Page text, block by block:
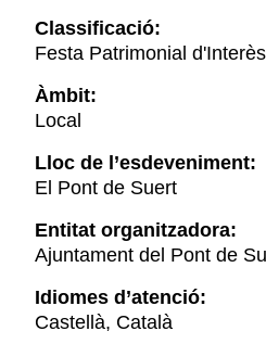
Classificació:
Festa Patrimonial
Àmbit:
Local
Lloc de l’esdeveniment:
El Pont de Suert
Entitat organitzadora:
Ajuntament del Pont de
Idiomes d’atenció:
Castellà, Català